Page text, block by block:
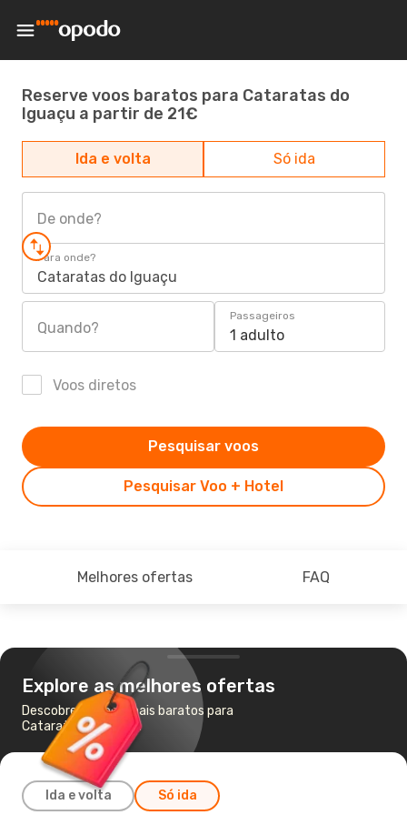
Reserve voos baratos para Cataratas do
Iguaçu a partir de 21€
Ida e volta Só ida
De onde?
Para onde?
Cataratas do Iguaçu
Quando?
Passageiros
1 adulto
Voos diretos
Pesquisar Voo + Hotel
Pesquisar voos
Melhores ofertas FAQ
Explore as melhores ofertas
Descobre os voos mais baratos para
Cataratas do Iguaçu
Ida e volta Só ida